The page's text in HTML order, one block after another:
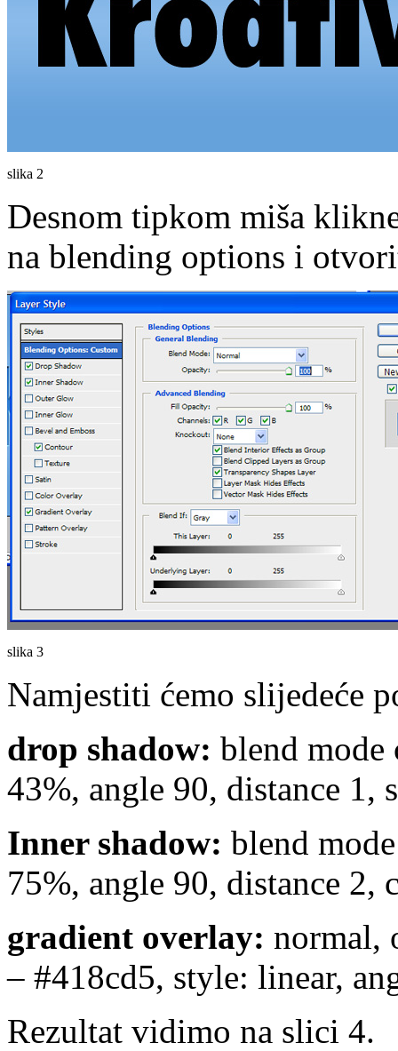
slika 2
Desnom tipkom miša
na blending options i
slika 3
Namjestiti ćemo slijedeće
drop shadow: blend
43%, angle 90, distance 1,
Inner shadow: blend
75%, angle 90, distance 2,
gradient overlay: normal,
– #418cd5, style: linear,
Rezultat vidimo na slici 4.